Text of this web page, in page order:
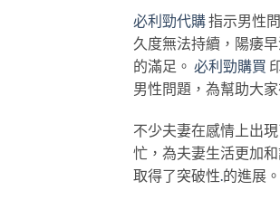
必利勁代購指示男性
久度無法持續，陽痿
的滿足。 必利勁購買
男性問題，為幫助大
不少夫妻在感情上出
忙，為夫妻生活更加
取得了突破性.的進展。